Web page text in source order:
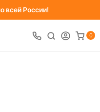
всей России!
0